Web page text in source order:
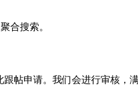
合搜索。
帖申请。我们会进行审核，